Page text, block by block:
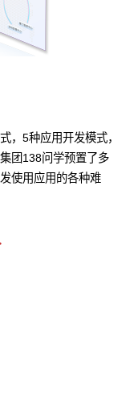
，5种应用开发模式，
团138问学预置了多
使用应用的各种难